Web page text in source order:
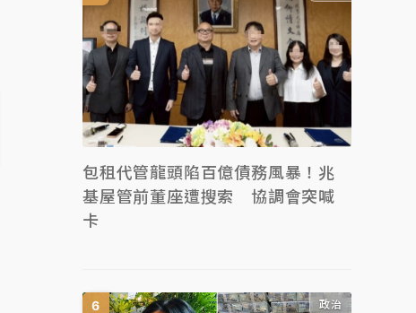
包租代管龍頭陷百億債務風暴！兆
基屋管前董座遭搜索 協調會突喊
卡
政治